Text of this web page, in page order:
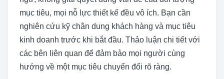
mục tiêu, mọi nỗ lực thiết kế đều vô ích. Bạn cần
nghiên cứu kỹ chân dung khách hàng và mục tiêu
kinh doanh trước khi bắt đầu. Thảo luận chi tiết với
các bên liên quan để đảm bảo mọi người cùng
hướng về một mục tiêu chuyển đổi rõ ràng.